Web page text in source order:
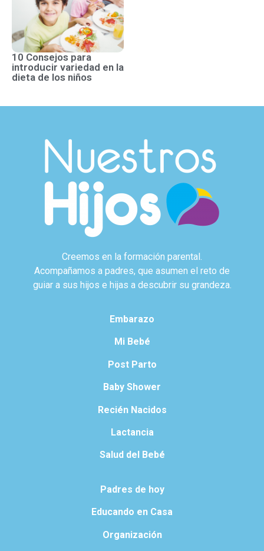
10 Consejos para
introducir variedad en la
dieta de los niños
Creemos en la formación parental.
Acompañamos a padres, que asumen el reto de
guiar a sus hijos e hijas a descubrir su grandeza.
Embarazo
Mi Bebé
Post Parto
Baby Shower
Recién Nacidos
Lactancia
Salud del Bebé
Padres de hoy
Educando en Casa
Organización